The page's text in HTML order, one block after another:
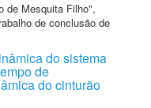
de Mesquita Filho",
de conclusão de
do sistema
de
do cinturão